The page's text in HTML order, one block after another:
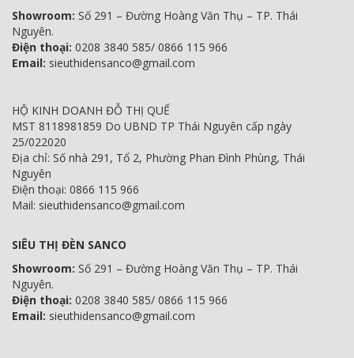
Showroom: Số 291 – Đường Hoàng Văn Thụ – TP. Thái
Nguyên.
Điện thoại: 0208 3840 585/ 0866 115 966
Email: sieuthidensanco@gmail.com
HỘ KINH DOANH ĐỖ THỊ QUẾ
MST 8118981859 Do UBND TP Thái Nguyên cấp ngày
25/022020
Địa chỉ: Số nhà 291, Tổ 2, Phường Phan Đình Phùng, Thái
Nguyên
Điện thoại: 0866 115 966
Mail: sieuthidensanco@gmail.com
SIÊU THỊ ĐÈN SANCO
Showroom: Số 291 – Đường Hoàng Văn Thụ – TP. Thái
Nguyên.
Điện thoại: 0208 3840 585/ 0866 115 966
Email: sieuthidensanco@gmail.com